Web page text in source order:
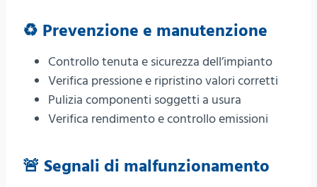
♻️ Prevenzione e manutenzione
Controllo tenuta e sicurezza dell’impianto
Verifica pressione e ripristino valori corretti
Pulizia componenti soggetti a usura
Verifica rendimento e controllo emissioni
🚨 Segnali di malfunzionamento